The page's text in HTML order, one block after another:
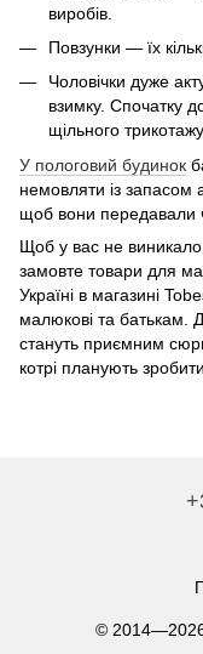
виробів.
Повзунки — їх
Чоловічки дуже
взимку. Спочатку
щільного
У пологовий будинок
немовляти із запасом
щоб вони передавали
Щоб у вас не виникало
замовте товари для
Україні в магазині
малюкові та батькам.
стануть приємним
котрі планують
© 2014—2026